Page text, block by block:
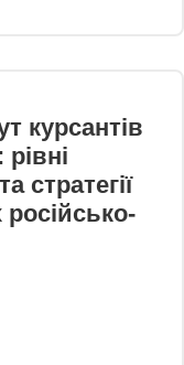
курсантів
стратегії